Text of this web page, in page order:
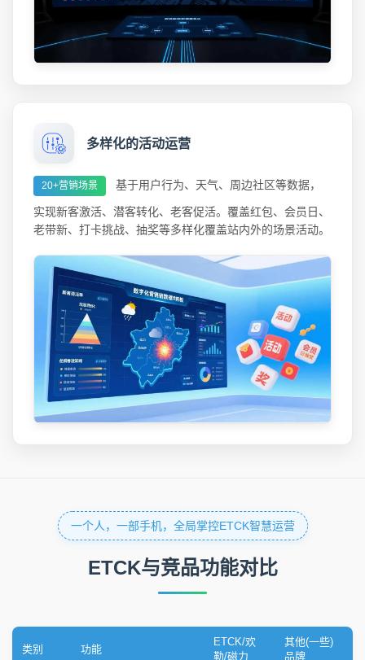
多样化的活动运营
20+营销场景 基于用户行为、天气、周边社区等数据，
实现新客激活、潜客转化、老客促活。覆盖红包、会员日、
老带新、打卡挑战、抽奖等多样化覆盖站内外的场景活动。
一个人，一部手机，全局掌控ETCK智慧运营
ETCK与竞品功能对比
类别 功能
ETCK/欢
勒/磁力
其他(一些)
品牌